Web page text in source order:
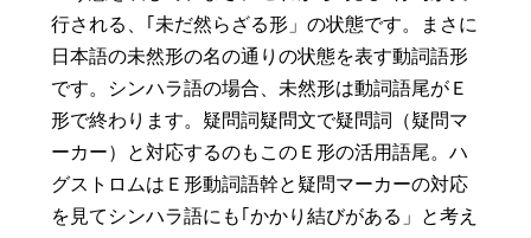
行される、｢未だ然らざる形」の状態です。まさに
日本語の未然形の名の通りの状態を表す動詞語形
です。シンハラ語の場合、未然形は動詞語尾がＥ
形で終わります。疑問詞疑問文で疑問詞（疑問マ
ーカー）と対応するのもこのＥ形の活用語尾。ハ
グストロムはＥ形動詞語幹と疑問マーカーの対応
を見てシンハラ語にも｢かかり結びがある」と考え